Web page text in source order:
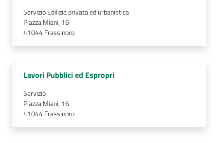
Servizio Edilizia privata ed urbanistica
Piazza Miani, 16
41044Frassinoro
Lavori Pubblici ed Espropri
Servizio
Piazza Miani, 16
41044Frassinoro